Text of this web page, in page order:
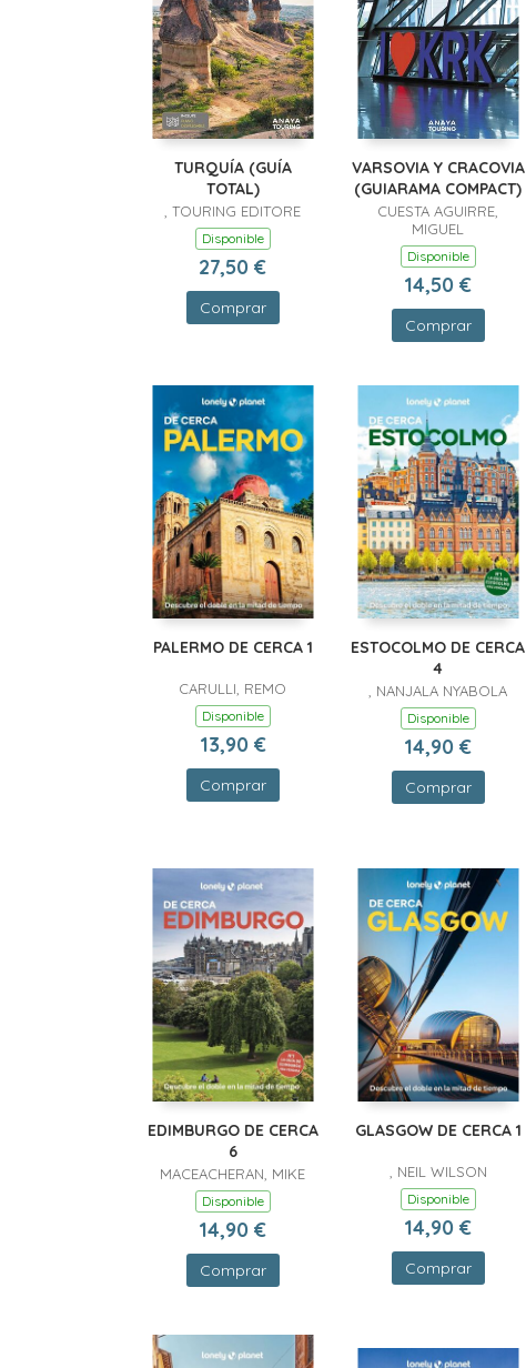
TURQUÍA (GUÍA
TOTAL)
, TOURING EDITORE
Disponible
27,50 €
Comprar
VARSOVIA Y CRACOVIA
(GUIARAMA COMPACT)
CUESTA AGUIRRE,
MIGUEL
Disponible
14,50 €
Comprar
PALERMO DE CERCA 1
CARULLI, REMO
Disponible
13,90 €
Comprar
ESTOCOLMO DE CERCA
4
, NANJALA NYABOLA
Disponible
14,90 €
Comprar
EDIMBURGO DE CERCA
6
MACEACHERAN, MIKE
Disponible
14,90 €
Comprar
GLASGOW DE CERCA 1
, NEIL WILSON
Disponible
14,90 €
Comprar